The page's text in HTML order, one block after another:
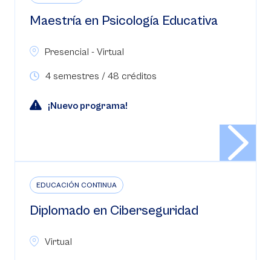
Maestría en Psicología Educativa
Presencial - Virtual
4 semestres / 48 créditos
¡Nuevo programa!
EDUCACIÓN CONTINUA
Diplomado en Ciberseguridad
Virtual